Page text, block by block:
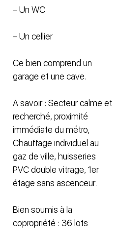
– Un WC
– Un cellier
Ce bien comprend un
garage et une cave.
A savoir : Secteur calme et
recherché, proximité
immédiate du métro,
Chauffage individuel au
gaz de ville, huisseries
PVC double vitrage, 1er
étage sans ascenceur.
Bien soumis à la
copropriété : 36 lots